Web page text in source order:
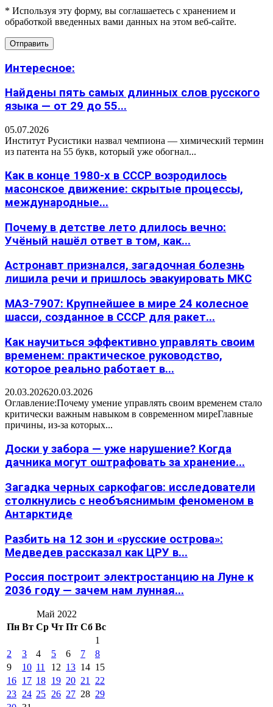
* Используя эту форму, вы соглашаетесь с хранением и
обработкой введенных вами данных на этом веб-сайте.
Интересное:
Найдены пять самых длинных слов русского
языка — от 29 до 55...
05.07.2026
Институт Русистики назвал чемпиона — химический термин
из патента на 55 букв, который уже обогнал...
Как в конце 1980-х в СССР возродилось
масонское движение: скрытые процессы,
международные...
Почему в детстве лето длилось вечно:
Учёный нашёл ответ в том, как...
Астронавт признался, загадочная болезнь
лишила речи и пришлось эвакуировать МКС
МАЗ-7907: Крупнейшее в мире 24 колесное
шасси, созданное в СССР для ракет...
Как научиться эффективно управлять своим
временем: практическое руководство,
которое реально работает в...
20.03.202620.03.2026
Оглавление:Почему умение управлять своим временем стало
критически важным навыком в современном миреГлавные
причины, из-за которых...
Доски у забора — уже нарушение? Когда
дачника могут оштрафовать за хранение...
Загадка черных саркофагов: исследователи
столкнулись с необъяснимым феноменом в
Антарктиде
Разбить на 12 зон и «русские острова»:
Медведев рассказал как ЦРУ в...
Россия построит электростанцию на Луне к
2036 году — зачем нам лунная...
Май 2022
Пн Вт Ср Чт Пт Сб Вс
1
2
3 4 5 6 7
8
9
10 11 12 13 14 15
16 17 18 19 20 21
22
23 24 25 26 27 28 29